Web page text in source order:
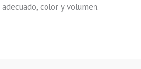
color y volumen.